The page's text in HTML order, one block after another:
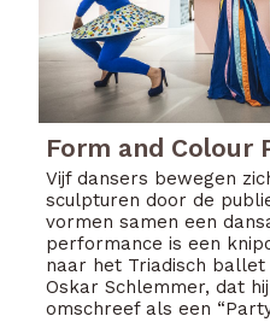
Form and Colour
Vijf dansers bewegen
sculpturen door de
vormen samen een
performance is een
naar het Triadisch ballet
Oskar Schlemmer, dat
omschreef als een